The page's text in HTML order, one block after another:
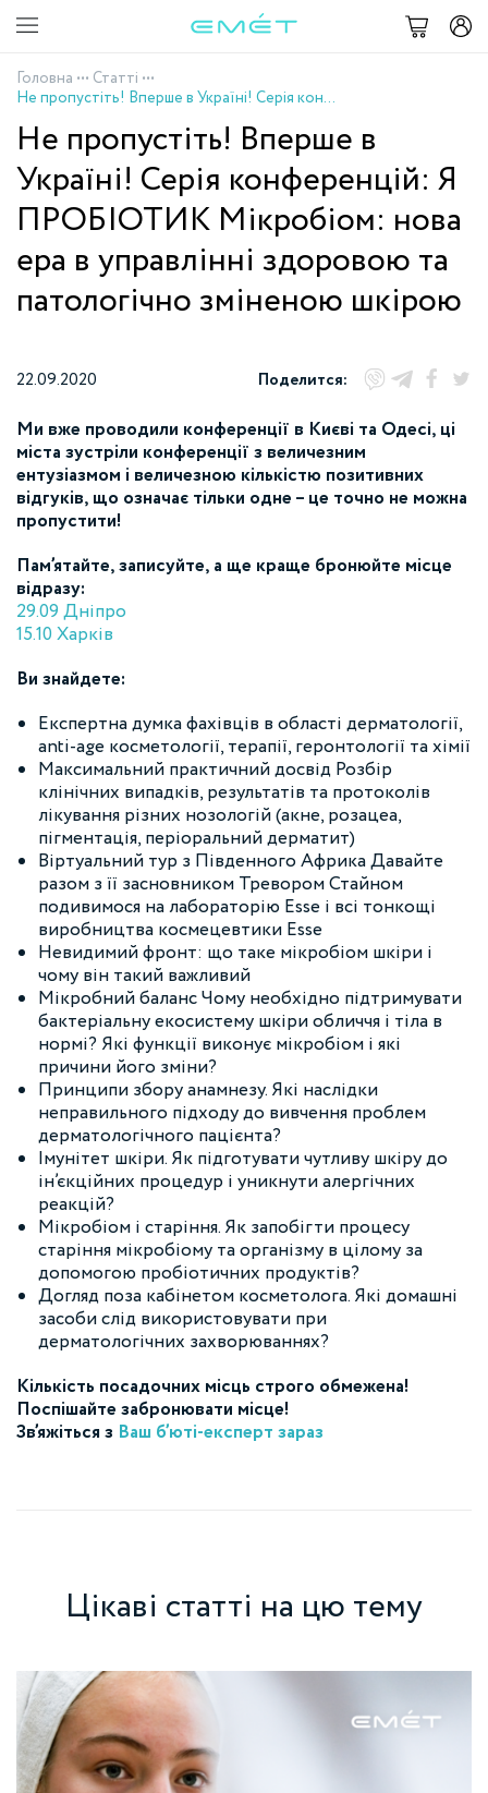
Головна ••• Статті •••
Не пропустіть! Вперше в Україні! Серія конференцій: Я ПРОБІОТИК Мікробіом: нова ера в управлінні здоровою та патологічно зміненою шкірою
Не пропустіть! Вперше в
Україні! Серія конференцій: Я
ПРОБІОТИК Мікробіом: нова
ера в управлінні здоровою та
патологічно зміненою шкірою
22.09.2020 Поделится:
Ми вже проводили конференції в Києві та Одесі, ці
міста зустріли конференції з величезним
ентузіазмом і величезною кількістю позитивних
відгуків, що означає тільки одне – це точно не можна
пропустити!
Пам’ятайте, записуйте, а ще краще бронюйте місце
відразу:
29.09 Дніпро
15.10 Харків
Ви знайдете:
Експертна думка фахівців в області дерматології,
anti-age косметології, терапії, геронтології та хімії
Максимальний практичний досвід Розбір
клінічних випадків, результатів та протоколів
лікування різних нозологій (акне, розацеа,
пігментація, періоральний дерматит)
Віртуальний тур з Південного Африка Давайте
разом з її засновником Тревором Стайном
подивимося на лабораторію Esse і всі тонкощі
виробництва космецевтики Esse
Невидимий фронт: що таке мікробіом шкіри і
чому він такий важливий
Мікробний баланс Чому необхідно підтримувати
бактеріальну екосистему шкіри обличчя і тіла в
нормі? Які функції виконує мікробіом і які
причини його зміни?
Принципи збору анамнезу. Які наслідки
неправильного підходу до вивчення проблем
дерматологічного пацієнта?
Імунітет шкіри. Як підготувати чутливу шкіру до
ін’єкційних процедур і уникнути алергічних
реакцій?
Мікробіом і старіння. Як запобігти процесу
старіння мікробіому та організму в цілому за
допомогою пробіотичних продуктів?
Догляд поза кабінетом косметолога. Які домашні
засоби слід використовувати при
дерматологічних захворюваннях?
Кількість посадочних місць строго обмежена!
Поспішайте забронювати місце!
Зв’яжіться з Ваш б’юті-експерт зараз
Цікаві статті на цю тему